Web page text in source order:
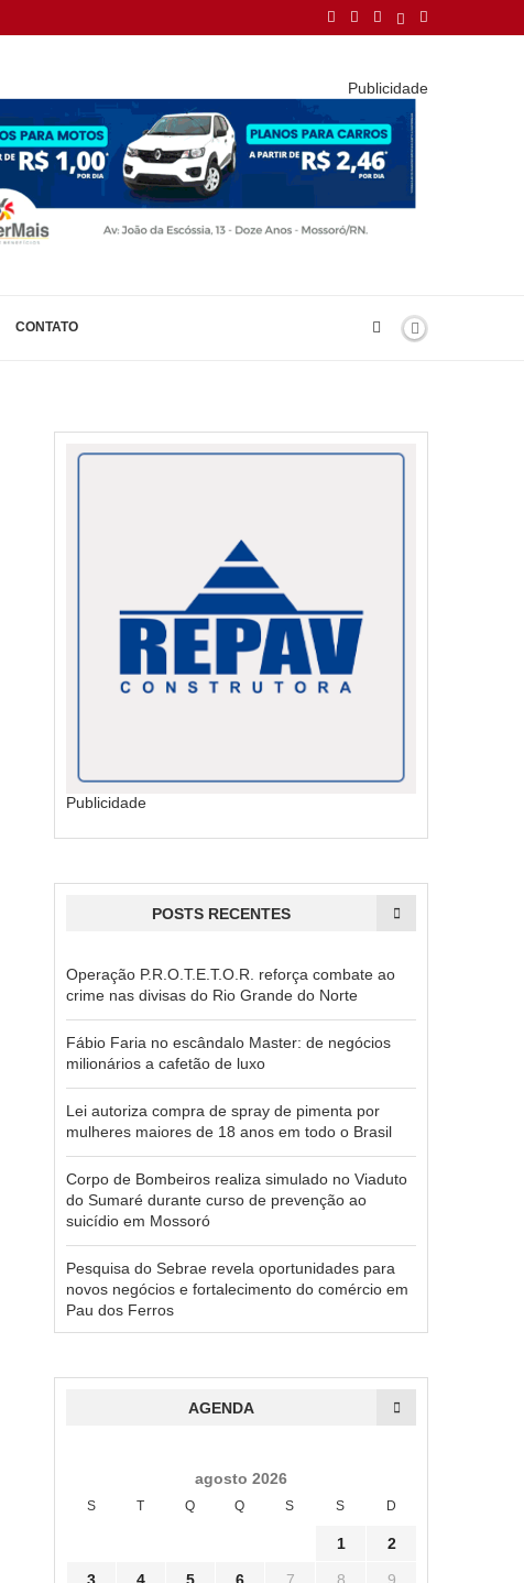
Publicidade
CONTATO
Publicidade
POSTS RECENTES
Operação P.R.O.T.E.T.O.R. reforça combate ao
crime nas divisas do Rio Grande do Norte
Fábio Faria no escândalo Master: de negócios
milionários a cafetão de luxo
Lei autoriza compra de spray de pimenta por
mulheres maiores de 18 anos em todo o Brasil
Corpo de Bombeiros realiza simulado no Viaduto
do Sumaré durante curso de prevenção ao
suicídio em Mossoró
Pesquisa do Sebrae revela oportunidades para
novos negócios e fortalecimento do comércio em
Pau dos Ferros
AGENDA
agosto 2026
S T Q Q S S D
1 2